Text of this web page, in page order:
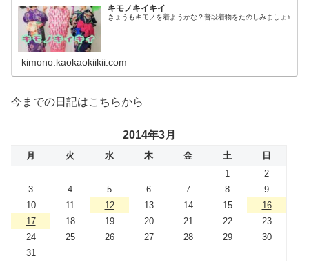
キモノキイキイ
きょうもキモノを着ようかな？普段着物をたのしみましょ♪
kimono.kaokaokiikii.com
今までの日記はこちらから
2014年3月
月 火 水 木 金 土
日
1
2
3
4 5 6 7 8
9
10
11 12 13 14 15
16
17
18 19 20 21 22
23
24
25 26 27 28 29
30
31